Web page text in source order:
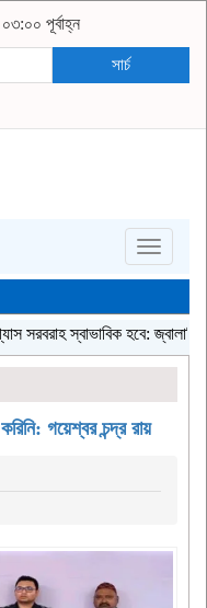
পূর্বাহ্ন
সার্চ
Toggle
স্বাভাবিক হবে: জ্বালানি মন্ত্রী
গয়েশ্বর চন্দ্র রায়